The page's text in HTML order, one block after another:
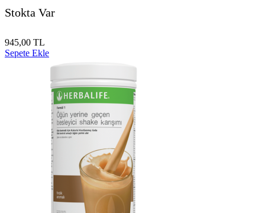
Stokta Var
945,00 TL
Sepete Ekle